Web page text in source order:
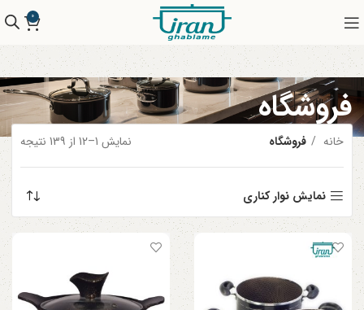
0
فروشگاه
خانه فروشگاه نمایش 1–12 از 139 نتیجه
نمایش نوار کناری